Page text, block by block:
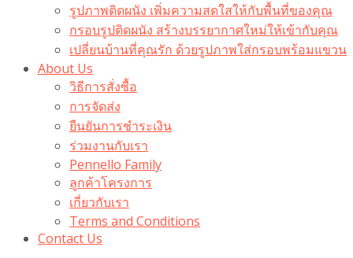
รูปภาพติดผนัง เพิ่มความสดใสให้กับพื้นที่ของคุณ
กรอบรูปติดผนัง สร้างบรรยากาศใหม่ให้เข้ากับคุณ
เปลี่ยนบ้านที่คุณรัก ด้วยรูปภาพใส่กรอบพร้อมแขวน​
About Us
วิธีการสั่งซื้อ
การจัดส่ง
ยืนยันการชำระเงิน
ร่วมงานกับเรา
Pennello Family
ลูกค้าโครงการ
เกี่ยวกับเรา
Terms and Conditions
Contact Us